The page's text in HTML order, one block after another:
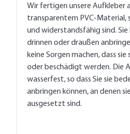
Wir fertigen unsere Aufkleber
transparentem PVC-Material,
und widerstandsfähig sind.
drinnen oder draußen
keine Sorgen machen, dass
oder beschädigt werden. Die
wasserfest, so dass Sie sie
anbringen können, an denen
ausgesetzt sind.